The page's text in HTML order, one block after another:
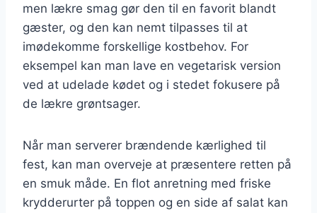
men lækre smag gør den til en favorit blandt
gæster, og den kan nemt tilpasses til at
imødekomme forskellige kostbehov. For
eksempel kan man lave en vegetarisk version
ved at udelade kødet og i stedet fokusere på
de lækre grøntsager.
Når man serverer brændende kærlighed til
fest, kan man overveje at præsentere retten på
en smuk måde. En flot anretning med friske
krydderurter på toppen og en side af salat kan